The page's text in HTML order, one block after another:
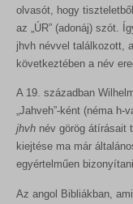
olvasót, hogy
az „ÚR” (adonáj) szót.
jhvh névvel találkozott,
következtében a név
A 19. században
„Jahveh”-ként (néma
jhvh név görög átírásait
kiejtése ma már
egyértelműen
Az angol Bibliákban,